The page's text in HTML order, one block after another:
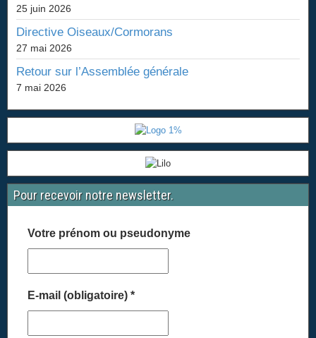
25 juin 2026
Directive Oiseaux/Cormorans
27 mai 2026
Retour sur l’Assemblée générale
7 mai 2026
Pour recevoir notre newsletter.
Votre prénom ou pseudonyme
E-mail (obligatoire) *